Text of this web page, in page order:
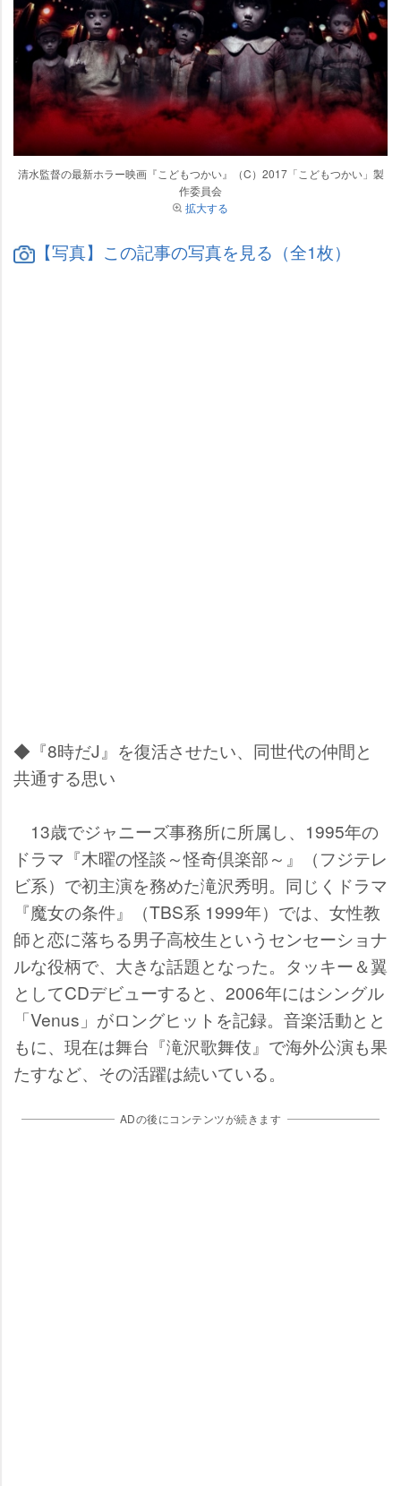
清水監督の最新ホラー映画『こどもつかい』（C）2017「こどもつかい」製
作委員会
拡大する
【写真】この記事の写真を見る（全1枚）
◆『8時だJ』を復活させたい、同世代の仲間と
共通する思い
13歳でジャニーズ事務所に所属し、1995年の
ドラマ『木曜の怪談～怪奇倶楽部～』（フジテレ
ビ系）で初主演を務めた滝沢秀明。同じくドラマ
『魔女の条件』（TBS系 1999年）では、女性教
師と恋に落ちる男子高校生というセンセーショナ
ルな役柄で、大きな話題となった。タッキー＆翼
としてCDデビューすると、2006年にはシングル
「Venus」がロングヒットを記録。音楽活動とと
もに、現在は舞台『滝沢歌舞伎』で海外公演も果
たすなど、その活躍は続いている。
ADの後にコンテンツが続きます